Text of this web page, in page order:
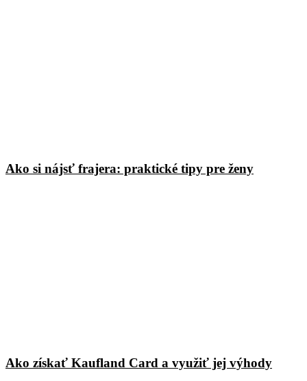
Ako si nájsť frajera: praktické tipy pre ženy
Ako získať Kaufland Card a využiť jej výhody